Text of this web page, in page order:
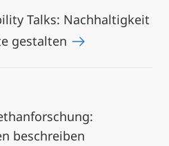
Talks: Nachhaltigkeit
gestalten
beschreiben